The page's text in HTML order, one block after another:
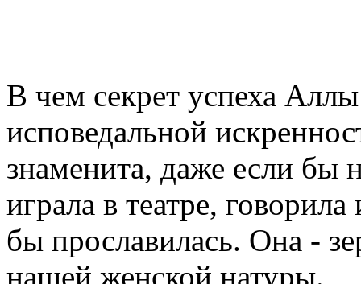
В чем секрет успеха
исповедальной
знаменита, даже если бы
играла в театре,
бы прославилась. Она -
нашей женской натуры.